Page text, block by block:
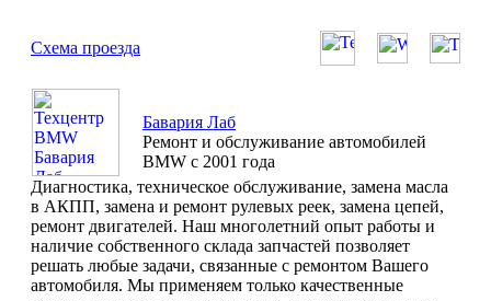
Схема проезда
Бавария Лаб
Ремонт и обслуживание автомобилей
BMW с 2001 года
Диагностика, техническое обслуживание, замена масла
в АКПП, замена и ремонт рулевых реек, замена цепей,
ремонт двигателей. Наш многолетний опыт работы и
наличие собственного склада запчастей позволяет
решать любые задачи, связанные с ремонтом Вашего
автомобиля. Мы применяем только качественные